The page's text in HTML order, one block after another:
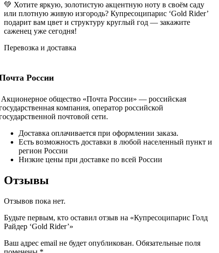
💚 Хотите яркую, золотистую акцентную ноту в своём саду
или плотную живую изгородь? Купресоципарис ‘Gold Rider’
подарит вам цвет и структуру круглый год — закажите
саженец уже сегодня!
Перевозка и доставка
России
общество «Почта России» — российская
компания, оператор российской
почтовой сети.
Доставка оплачивается при оформлении заказа.
Есть возможность доставки в любой населенный пункт и
регион России
Низкие цены при доставке по всей России
Отзывы
Отзывов пока нет.
Будьте первым, кто оставил отзыв на «Купресоципарис Голд
Райдер ‘Gold Rider’»
Ваш адрес email не будет опубликован. Обязательные поля